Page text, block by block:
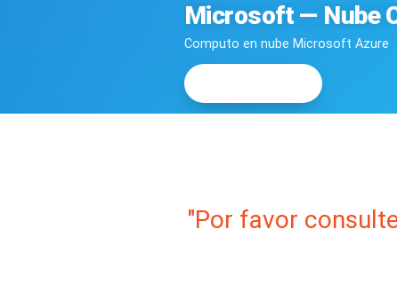
Microsoft — Nube
Computo en nube Microsoft Azure
"Por favor